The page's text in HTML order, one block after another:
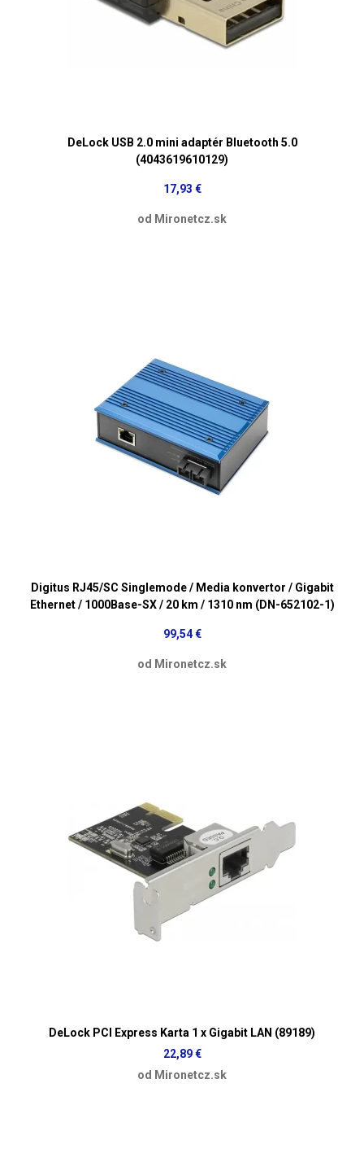
DeLock USB 2.0 mini adaptér Bluetooth 5.0
(4043619610129)
17,93 €
od Mironetcz.sk
Digitus RJ45/SC Singlemode / Media konvertor / Gigabit
Ethernet / 1000Base-SX / 20 km / 1310 nm (DN-652102-1)
99,54 €
od Mironetcz.sk
DeLock PCI Express Karta 1 x Gigabit LAN (89189)
22,89 €
od Mironetcz.sk